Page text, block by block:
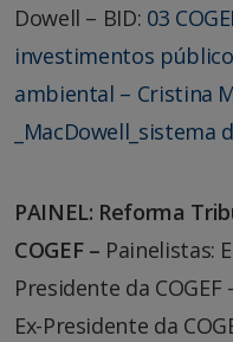
Dowell – BID: 03
investimentos
ambiental – Cristina
PAINEL: Reforma
COGEF – Painelistas:
Presidente da COGEF
Ex-Presidente da